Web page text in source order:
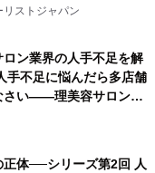
」を2026年8月6日
ストジャパン
ロン業界の人手不足を解
手不足に悩んだら多店舗
さい――理美容サロン
の教科書』2026年8月
正体──シリーズ第2回 人